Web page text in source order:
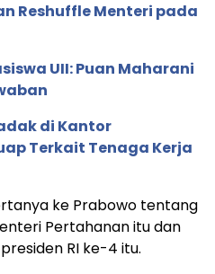
Reshuffle Menteri pada
UII: Puan Maharani
di Kantor
Terkait Tenaga Kerja
ke Prabowo tentang
Pertahanan itu dan
RI ke-4 itu.